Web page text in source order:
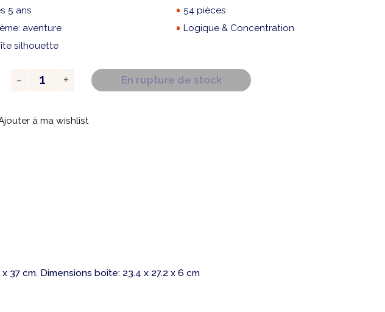
5 ans
54 pièces
aventure
Logique & Concentration
silhouette
En rupture de stock
à ma wishlist
cm. Dimensions boîte: 23.4 x 27.2 x 6 cm